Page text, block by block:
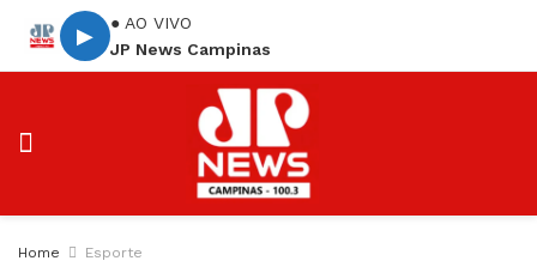
▶
● AO VIVO
JP News Campinas
Home Esporte